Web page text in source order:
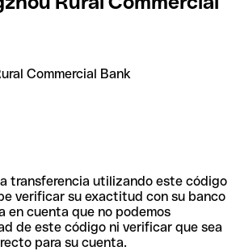
Commercial Bank
transferencia utilizando este código
verificar su exactitud con su banco
en cuenta que no podemos
de este código ni verificar que sea
para su cuenta.